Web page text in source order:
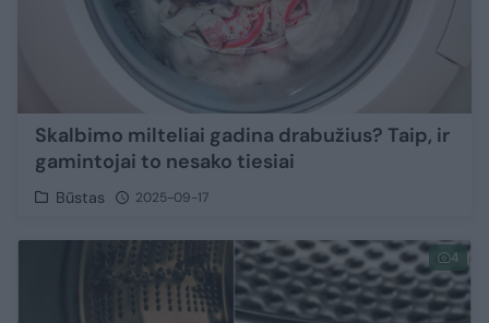
Skalbimo milteliai gadina drabužius? Taip, ir
gamintojai to nesako tiesiai
Būstas 2025-09-17
4